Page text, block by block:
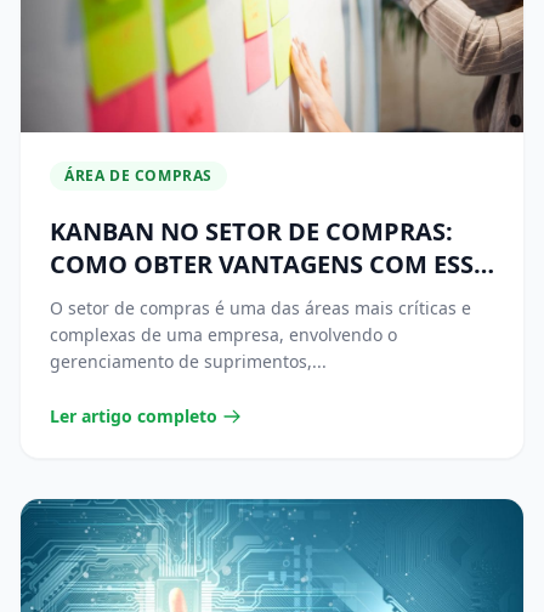
ÁREA DE COMPRAS
KANBAN NO SETOR DE COMPRAS:
COMO OBTER VANTAGENS COM ESSA
TÉCNICA
O setor de compras é uma das áreas mais críticas e
complexas de uma empresa, envolvendo o
gerenciamento de suprimentos,...
Ler artigo completo